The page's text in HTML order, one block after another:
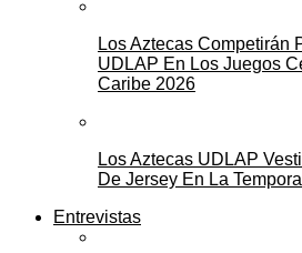
Los Aztecas Competirán
UDLAP En Los Juegos
Caribe 2026
Los Aztecas UDLAP
De Jersey En La
Entrevistas